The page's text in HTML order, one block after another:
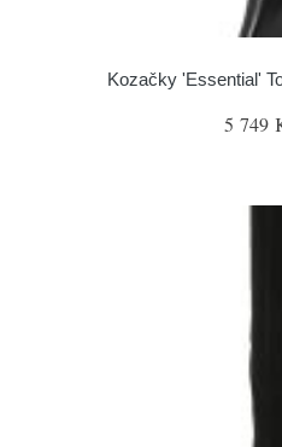
Kozačky 'Essential'
5 749